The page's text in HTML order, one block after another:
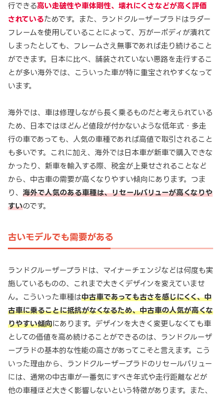
行できる高い走破性や車体剛性、壊れにくさなどが高く評価
されているためです。また、ランドクルーザープラドはラダー
フレームを使用していることによって、万が一ボディが潰れて
しまったとしても、フレームさえ無事であれば走り続けること
ができます。日本に比べ、舗装されていない悪路を走行するこ
とが多い海外では、こういった車が特に重宝されやすくなって
います。
海外では、車は修理しながら長く乗るものだと考えられている
ため、日本ではほどんど値段が付かないような低年式・多走
行の車であっても、人気の車種であれば高値で取引されること
も多いです。これに加え、海外では日本車が新車で購入できな
かったり、新車を輸入する際、税金が上乗せされることなど
から、中古車の需要が高くなりやすい傾向にあります。つま
り、 海外で人気のある車種は、リセールバリューが高くなりや
すいのです。
古いモデルでも需要がある
ランドクルーザープラドは、マイナーチェンジなどは何度も実
施しているものの、これまで大きくデザインを変えていませ
ん。こういった車種は中古車であっても古さを感じにくく、中
古車に乗ることに抵抗がなくなるため、中古車の人気が高くな
りやすい傾向にあります。デザインを大きく変更しなくても車
としての価値を高め続けることができるのは、ランドクルーザ
ープラドの基本的な性能の高さがあってこそと言えます。こう
いった理由から、ランドクルーザープラドのリセールバリュー
には、通常の中古車が一番気にすべき年式や走行距離などが
他の車種ほど大きく影響しないという特徴があります。また、